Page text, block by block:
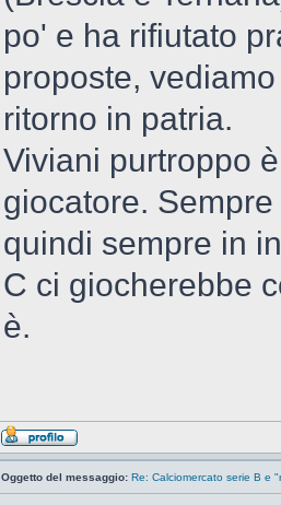
po' e ha rifiutato
proposte,
ritorno in patria.
Viviani purtroppo
giocatore.
quindi sempre in
C ci giocherebbe
è.
Oggetto del messaggio: Re: Calciomercato serie B e